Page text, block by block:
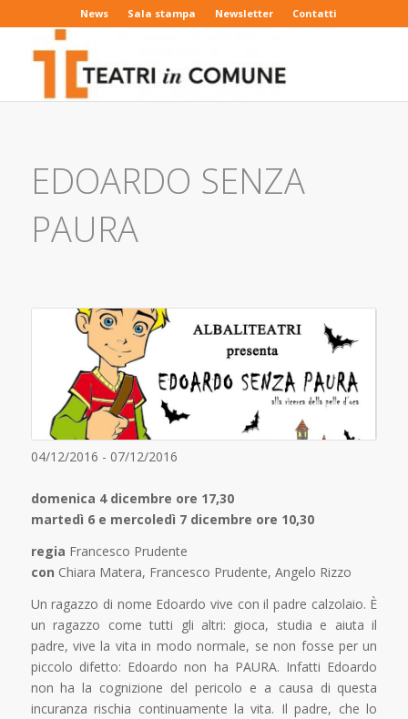
News Sala stampa Newsletter Contatti
EDOARDO SENZA
PAURA
04/12/2016 - 07/12/2016
domenica 4 dicembre ore 17,30
martedì 6 e mercoledì 7 dicembre ore 10,30
regia Francesco Prudente
con Chiara Matera, Francesco Prudente, Angelo Rizzo
Un ragazzo di nome Edoardo vive con il padre calzolaio. È
un ragazzo come tutti gli altri: gioca, studia e aiuta il
padre, vive la vita in modo normale, se non fosse per un
piccolo difetto: Edoardo non ha PAURA. Infatti Edoardo
non ha la cognizione del pericolo e a causa di questa
incuranza rischia continuamente la vita. Il padre, che lo